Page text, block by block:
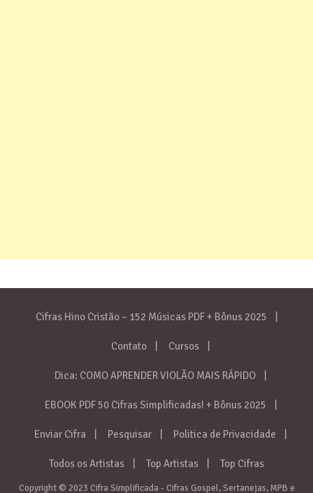
Cifras Hino Cristão – 152 Músicas PDF + Bônus 2025
Contato Cursos
Dica: COMO APRENDER VIOLÃO MAIS RÁPIDO
EBOOK PDF 50 Cifras Simplificadas! + Bônus 2025
Enviar Cifra Pesquisar Politica de Privacidade
Todos os Artistas Top Artistas Top Cifras
Copyright © 2023 Cifra Simplificada - Cifras Gospel, Sertanejas, MPB e